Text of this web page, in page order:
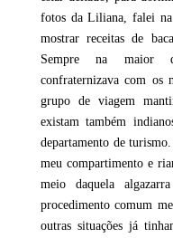
fotos da Liliana, falei
mostrar receitas de
Sempre na maior
confraternizava com os
grupo de viagem
existam também
departamento de
meu compartimento e
meio daquela
procedimento comum
outras situações já